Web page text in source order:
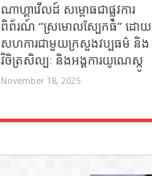
ណាហ្គាវើលដ៍ សម្ពោធជាផ្លូវការ
ពិព័រណ៍ “ស្រមោលស្បែកធំ” ដោយ
សហការជាមួយក្រសួងវប្បធម៌ និង
វិចិត្រសិល្បៈ និងអង្គការយូណេស្កូ
November 18, 2025